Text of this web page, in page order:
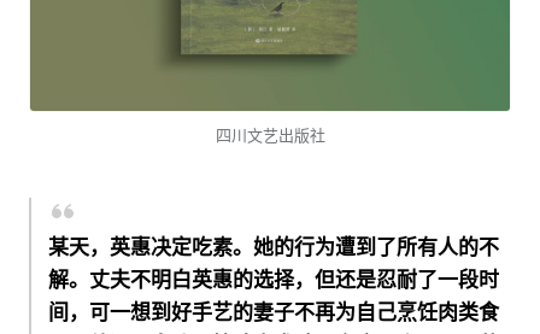
四川文艺出版社
某天，英惠决定吃素。她的行为遭到了所有人的不
解。丈夫不明白英惠的选择，但还是忍耐了一段时
间，可一想到好手艺的妻子不再为自己烹饪肉类食